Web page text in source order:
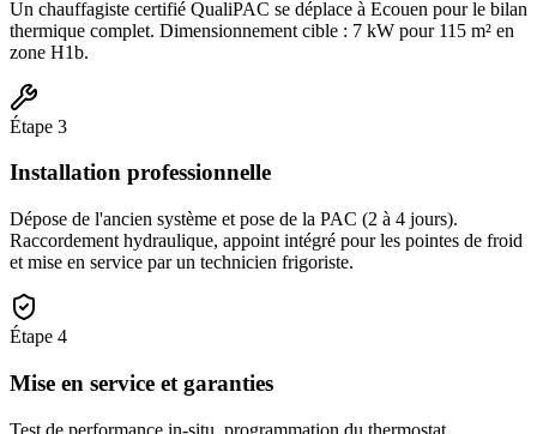
Un chauffagiste certifié QualiPAC se déplace à Ecouen pour le bilan
thermique complet. Dimensionnement cible : 7 kW pour 115 m² en
zone H1b.
Étape 3
Installation professionnelle
Dépose de l'ancien système et pose de la PAC (2 à 4 jours).
Raccordement hydraulique, appoint intégré pour les pointes de froid
et mise en service par un technicien frigoriste.
Étape 4
Mise en service et garanties
Test de performance in-situ, programmation du thermostat,